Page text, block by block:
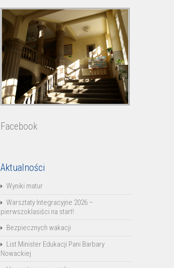
Facebook
Aktualności
Wyniki matur
Warsztaty Integracyjne 2026 –
pierwszoklasiści na start!
Bezpiecznych wakacji
List Minister Edukacji Pani Barbary
Nowackiej